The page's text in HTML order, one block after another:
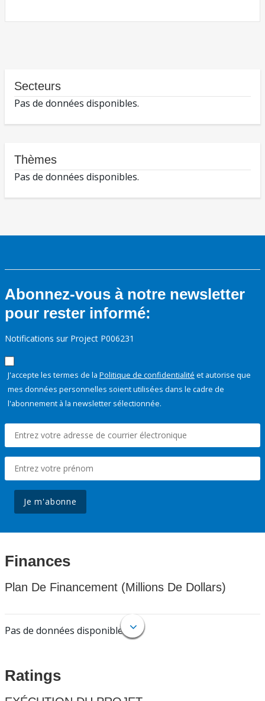
Secteurs
Pas de données disponibles.
Thèmes
Pas de données disponibles.
Abonnez-vous à notre newsletter
pour rester informé:
Notifications sur Project P006231
J'accepte les termes de la Politique de confidentialité et autorise que
mes données personnelles soient utilisées dans le cadre de
l'abonnement à la newsletter sélectionnée.
Je m'abonne
Finances
Plan De Financement (Millions De Dollars)
Pas de données disponibles.
Ratings